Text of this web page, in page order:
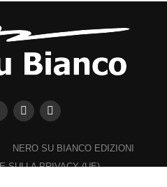
NERO SU BIANCO EDIZIONI
SULLA PRIVACY (UE)